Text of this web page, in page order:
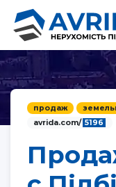
продаж
avrida.com/ 5196